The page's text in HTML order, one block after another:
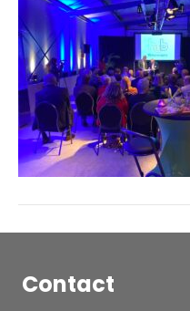
Contact